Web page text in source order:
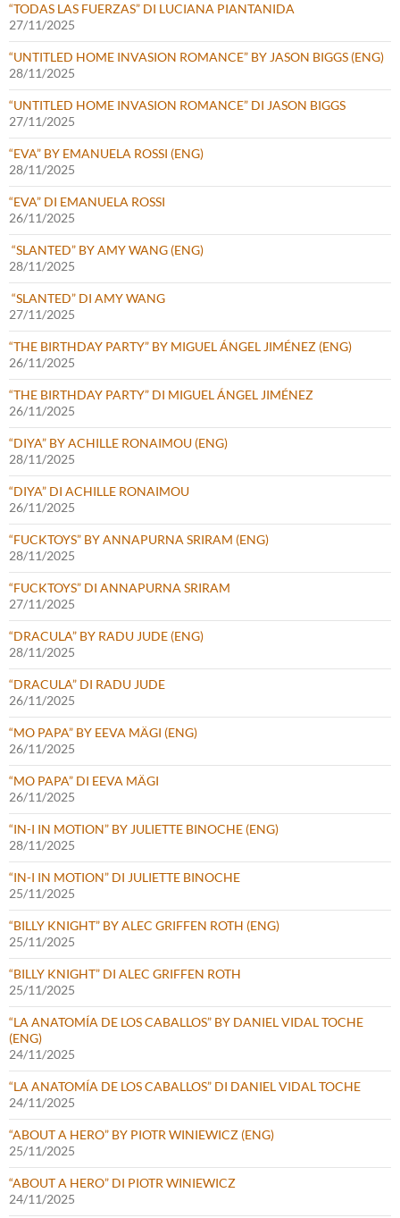
“TODAS LAS FUERZAS” DI LUCIANA PIANTANIDA
27/11/2025
“UNTITLED HOME INVASION ROMANCE” BY JASON BIGGS (ENG)
28/11/2025
“UNTITLED HOME INVASION ROMANCE” DI JASON BIGGS
27/11/2025
“EVA” BY EMANUELA ROSSI (ENG)
28/11/2025
“EVA” DI EMANUELA ROSSI
26/11/2025
“SLANTED” BY AMY WANG (ENG)
28/11/2025
“SLANTED” DI AMY WANG
27/11/2025
“THE BIRTHDAY PARTY” BY MIGUEL ÁNGEL JIMÉNEZ (ENG)
26/11/2025
“THE BIRTHDAY PARTY” DI MIGUEL ÁNGEL JIMÉNEZ
26/11/2025
“DIYA” BY ACHILLE RONAIMOU (ENG)
28/11/2025
“DIYA” DI ACHILLE RONAIMOU
26/11/2025
“FUCKTOYS” BY ANNAPURNA SRIRAM (ENG)
28/11/2025
“FUCKTOYS” DI ANNAPURNA SRIRAM
27/11/2025
“DRACULA” BY RADU JUDE (ENG)
28/11/2025
“DRACULA” DI RADU JUDE
26/11/2025
“MO PAPA” BY EEVA MÄGI (ENG)
26/11/2025
“MO PAPA” DI EEVA MÄGI
26/11/2025
“IN-I IN MOTION” BY JULIETTE BINOCHE (ENG)
28/11/2025
“IN-I IN MOTION” DI JULIETTE BINOCHE
25/11/2025
“BILLY KNIGHT” BY ALEC GRIFFEN ROTH (ENG)
25/11/2025
“BILLY KNIGHT” DI ALEC GRIFFEN ROTH
25/11/2025
“LA ANATOMÍA DE LOS CABALLOS” BY DANIEL VIDAL TOCHE
(ENG)
24/11/2025
“LA ANATOMÍA DE LOS CABALLOS” DI DANIEL VIDAL TOCHE
24/11/2025
“ABOUT A HERO” BY PIOTR WINIEWICZ (ENG)
25/11/2025
“ABOUT A HERO” DI PIOTR WINIEWICZ
24/11/2025